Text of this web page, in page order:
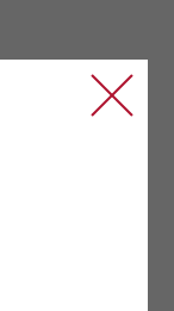
w systemie
niedzieli w
os.
godzinach
15:35). •